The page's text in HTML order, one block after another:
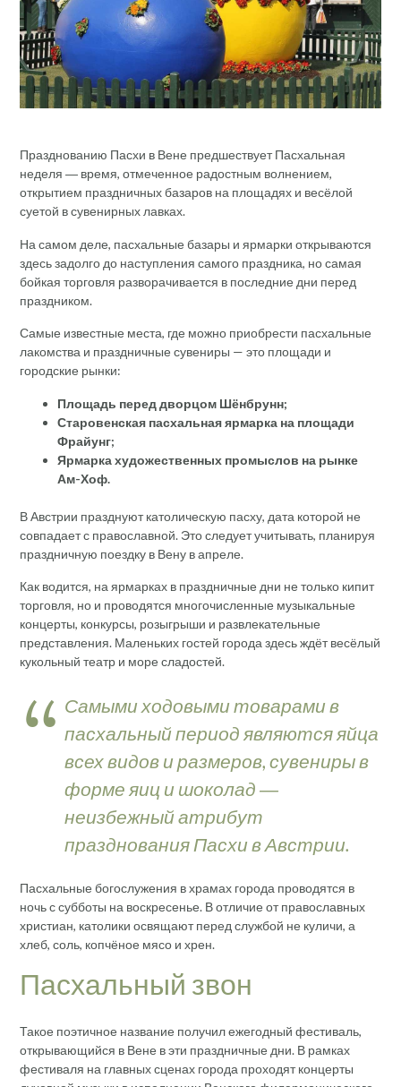
Празднованию Пасхи в Вене предшествует Пасхальная
неделя ― время, отмеченное радостным волнением,
открытием праздничных базаров на площадях и весёлой
суетой в сувенирных лавках.
На самом деле, пасхальные базары и ярмарки открываются
здесь задолго до наступления самого праздника, но самая
бойкая торговля разворачивается в последние дни перед
праздником.
Самые известные места, где можно приобрести пасхальные
лакомства и праздничные сувениры — это площади и
городские рынки:
Площадь перед дворцом Шёнбрунн;
Старовенская пасхальная ярмарка на площади
Фрайунг;
Ярмарка художественных промыслов на рынке
Ам-Хоф.
В Австрии празднуют католическую пасху, дата которой не
совпадает с православной. Это следует учитывать, планируя
праздничную поездку в Вену в апреле.
Как водится, на ярмарках в праздничные дни не только кипит
торговля, но и проводятся многочисленные музыкальные
концерты, конкурсы, розыгрыши и развлекательные
представления. Маленьких гостей города здесь ждёт весёлый
кукольный театр и море сладостей.
Самыми ходовыми товарами в
пасхальный период являются яйца
всех видов и размеров, сувениры в
форме яиц и шоколад ―
неизбежный атрибут
празднования Пасхи в Австрии.
Пасхальные богослужения в храмах города проводятся в
ночь с субботы на воскресенье. В отличие от православных
христиан, католики освящают перед службой не куличи, а
хлеб, соль, копчёное мясо и хрен.
Пасхальный звон
Такое поэтичное название получил ежегодный фестиваль,
открывающийся в Вене в эти праздничные дни. В рамках
фестиваля на главных сценах города проходят концерты